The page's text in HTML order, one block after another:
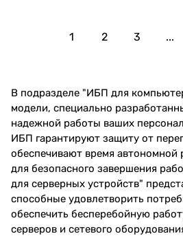
1 2 3 ...
В подразделе "ИБП для
модели, специально
надежной работы ваших
ИБП гарантируют защиту от
обеспечивают время
для безопасного завершения
для серверных устройств"
способные удовлетворить
обеспечить бесперебойную
серверов и сетевого